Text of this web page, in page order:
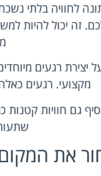
לחוויה בלתי
זה יכול להיות
רגעים
מקצועי. רגעים
גם חוויות קטנות
את